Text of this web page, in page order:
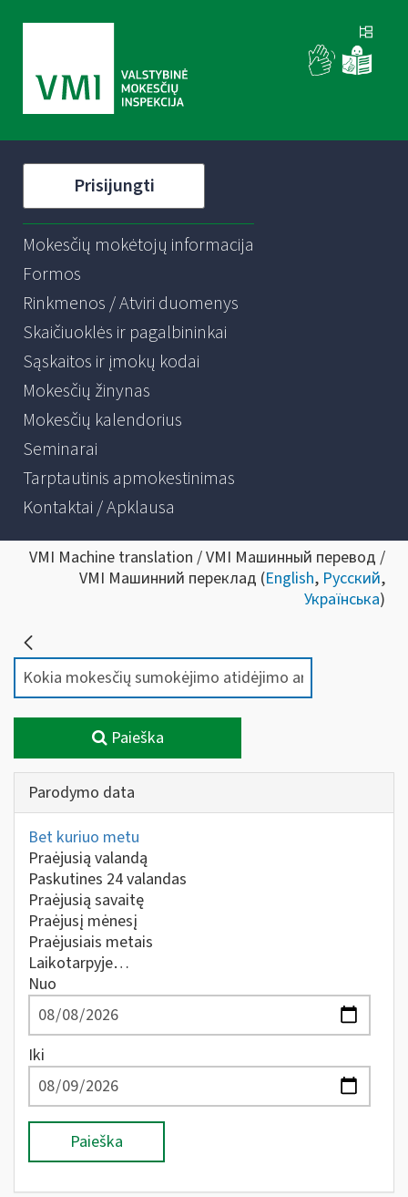
Prisijungti
Mokesčių mokėtojų informacija
Formos
Rinkmenos / Atviri duomenys
Skaičiuoklės ir pagalbininkai
Sąskaitos ir įmokų kodai
Mokesčių žinynas
Mokesčių kalendorius
Seminarai
Tarptautinis apmokestinimas
Kontaktai / Apklausa
VMI Machine translation / VMI Машинный перевод /
VMI Машинний переклад (English, Русский,
Українська)
Paieška
Parodymo data
Bet kuriuo metu
Praėjusią valandą
Paskutines 24 valandas
Praėjusią savaitę
Praėjusį mėnesį
Praėjusiais metais
Laikotarpyje…
Nuo
Iki
Paieška